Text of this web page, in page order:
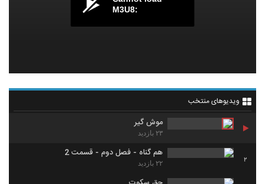
M3U8:
ویدیوهای منتخب
موش گیر
۲۳ بازدید
2
هم گناه - فصل دوم - قسمت 2
۲۲ بازدید